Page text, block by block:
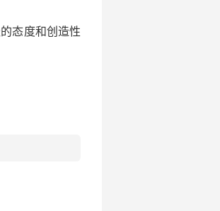
态度和创造性